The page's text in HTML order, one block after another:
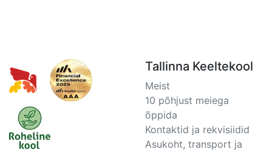
Tallinna Keeltekool
Meist
10 põhjust meiega
õppida
Kontaktid ja rekvisiidid
Asukoht, transport ja